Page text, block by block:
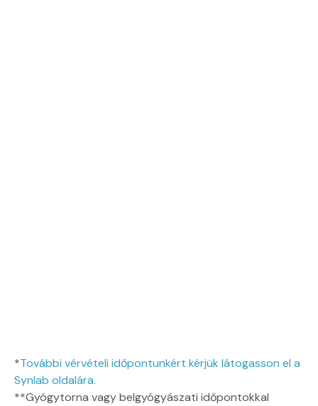
*További vérvételi időpontunkért kérjük látogasson el a
Synlab oldalára.
**Gyógytorna vagy belgyógyászati időpontokkal